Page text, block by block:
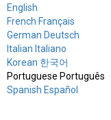
English
French Français
German Deutsch
Italian Italiano
Korean 한국어
Portuguese Português
Spanish Español